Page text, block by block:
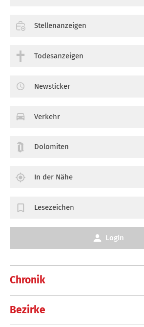
Chronik
Bezirke
Stellenanzeigen
Todesanzeigen
Newsticker
Verkehr
Dolomiten
In der Nähe
Lesezeichen
Login